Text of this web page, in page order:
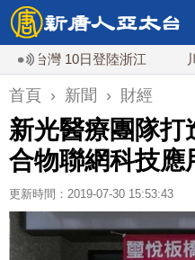
日登陸浙江 川普預透露
首頁 › 新聞 › 財經
新光醫療團隊打
合物聯網科技應
更新時間：2019-07-30 15:53:43